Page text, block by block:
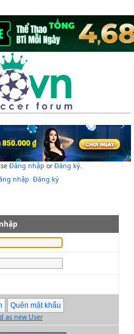
Đăng nhập orĐăng ký.
nhập Đăng ký
as new User